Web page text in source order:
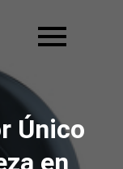
Único
en